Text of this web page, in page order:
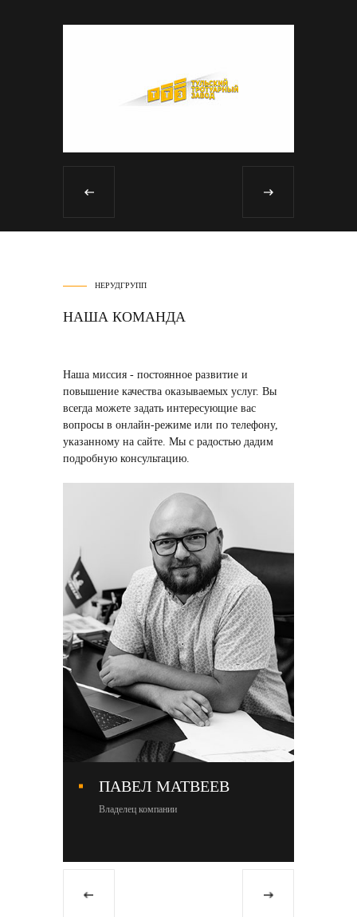
НЕРУДГРУПП
НАША КОМАНДА
Наша миссия - постоянное развитие и
повышение качества оказываемых услуг. Вы
всегда можете задать интересующие вас
вопросы в онлайн-режиме или по телефону,
указанному на сайте. Мы с радостью дадим
подробную консультацию.
ПАВЕЛ МАТВЕЕВ
Владелец компании